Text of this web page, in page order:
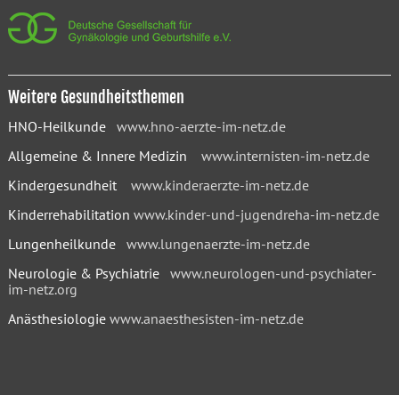
Weitere Gesundheitsthemen
HNO-Heilkunde www.hno-aerzte-im-netz.de
Allgemeine & Innere Medizin www.internisten-im-netz.de
Kindergesundheit www.kinderaerzte-im-netz.de
Kinderrehabilitation www.kinder-und-jugendreha-im-netz.de
Lungenheilkunde www.lungenaerzte-im-netz.de
Neurologie & Psychiatrie www.neurologen-und-psychiater-
im-netz.org
Anästhesiologie www.anaesthesisten-im-netz.de